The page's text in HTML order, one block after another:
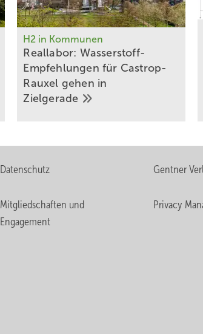
H2 in Kommunen
Reallabor: Wasserstoff-
Empfehlungen für Castrop-
Rauxel gehen in
Zielgerade
Datenschutz Gentner
Mitgliedschaften und
Engagement
Privacy